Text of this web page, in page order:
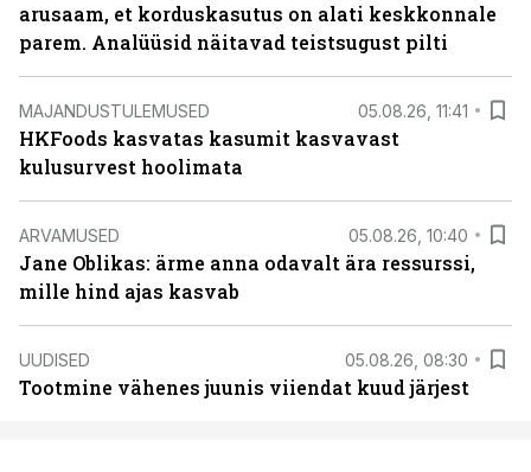
arusaam, et korduskasutus on alati keskkonnale
parem. Analüüsid näitavad teistsugust pilti
MAJANDUSTULEMUSED 05.08.26, 11:41
HKFoods kasvatas kasumit kasvavast
kulusurvest hoolimata
ARVAMUSED 05.08.26, 10:40
Jane Oblikas: ärme anna odavalt ära ressurssi,
mille hind ajas kasvab
UUDISED 05.08.26, 08:30
Tootmine vähenes juunis viiendat kuud järjest